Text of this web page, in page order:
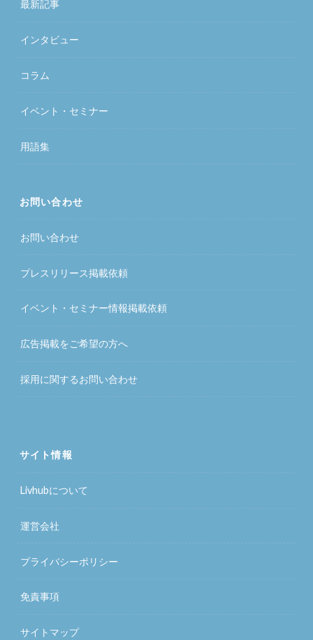
最新記事
インタビュー
コラム
イベント・セミナー
用語集
お問い合わせ
お問い合わせ
プレスリリース掲載依頼
イベント・セミナー情報掲載依頼
広告掲載をご希望の方へ
採用に関するお問い合わせ
サイト情報
Livhubについて
運営会社
プライバシーポリシー
免責事項
サイトマップ